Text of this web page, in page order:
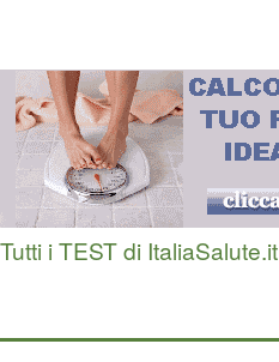
Tutti i TEST di ItaliaSalute.it